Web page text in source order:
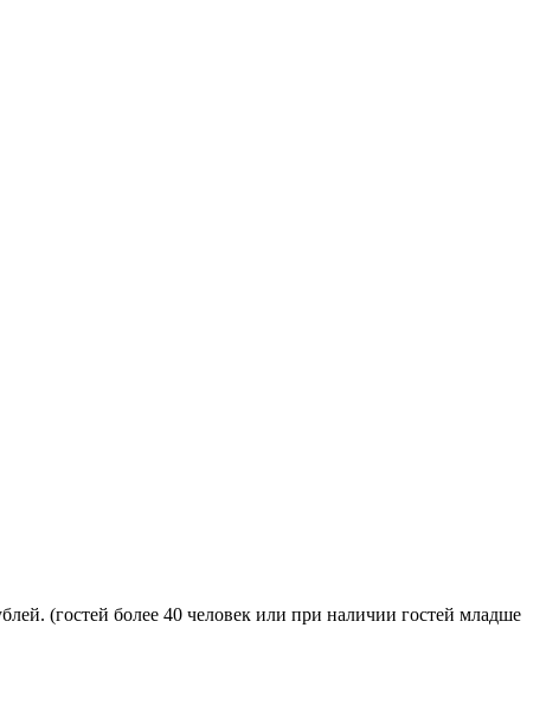
(гостей более 40 человек или при наличии гостей младше